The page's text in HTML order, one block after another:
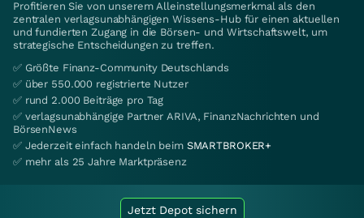
Profitieren Sie von unserem Alleinstellungsmerkmal als den
zentralen verlagsunabhängigen Wissens-Hub für einen aktuellen
und fundierten Zugang in die Börsen- und Wirtschaftswelt, um
strategische Entscheidungen zu treffen.
✅ Größte Finanz-Community Deutschlands
✅ über 550.000 registrierte Nutzer
✅ rund 2.000 Beiträge pro Tag
✅ verlagsunabhängige Partner ARIVA, FinanzNachrichten und
BörsenNews
✅ Jederzeit einfach handeln beim SMARTBROKER+
✅ mehr als 25 Jahre Marktpräsenz
Jetzt Depot sichern